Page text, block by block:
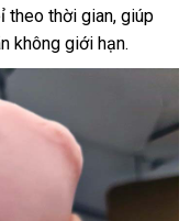
theo thời gian, giúp
không giới hạn.